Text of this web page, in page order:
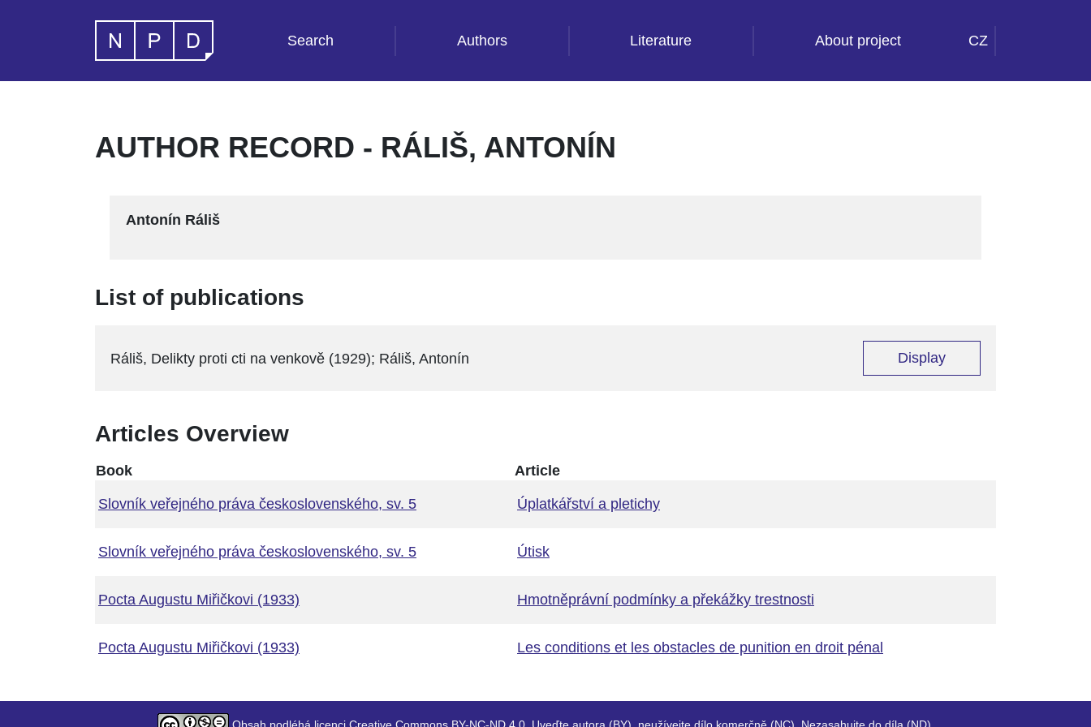
Search Authors Literature About project CZ
AUTHOR RECORD - RÁLIŠ, ANTONÍN
Antonín Ráliš
List of publications
Ráliš, Delikty proti cti na venkově (1929); Ráliš, Antonín Display
Articles Overview
Book Article
Slovník veřejného práva československého, sv. 5 Úplatkářství a pletichy
Slovník veřejného práva československého, sv. 5 Útisk
Pocta Augustu Miřičkovi (1933) Hmotněprávní podmínky a překážky trestnosti
Pocta Augustu Miřičkovi (1933) Les conditions et les obstacles de punition en droit pénal